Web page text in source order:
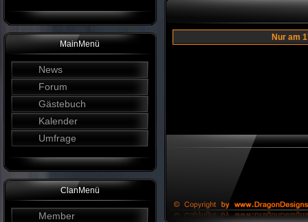
MainMenü
News
Forum
Gästebuch
Kalender
Umfrage
ClanMenü
Member
Nur am